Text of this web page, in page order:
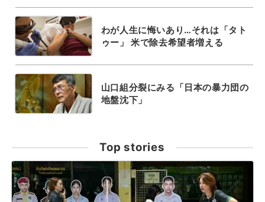
わが人生に悔いあり…それは「タト
ゥー」 米で除去希望者増える
山口組分裂にみる「日本の暴力団の
地盤沈下」
Top stories